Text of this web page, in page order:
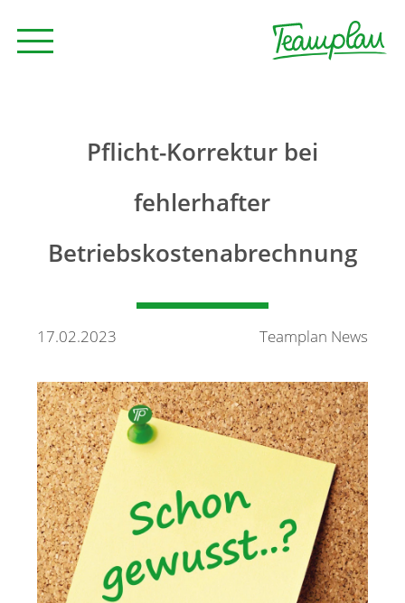
Unternehmen
Kontakt
Merkzettel
Newsletter
Pflicht-Korrektur bei
fehlerhafter
Betriebskostenabrechnung
17.02.2023 Teamplan News